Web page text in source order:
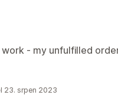
- my unfulfilled
23. srpen 2023